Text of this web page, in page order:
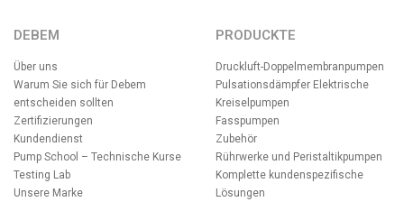
DEBEM
Über uns
Warum Sie sich für Debem
entscheiden sollten
Zertifizierungen
Kundendienst
Pump School – Technische Kurse
Testing Lab
Unsere Marke
PRODUCKTE
Druckluft-Doppelmembranpumpen
Pulsationsdämpfer Elektrische
Kreiselpumpen
Fasspumpen
Zubehör
Rührwerke und Peristaltikpumpen
Komplette kundenspezifische
Lösungen